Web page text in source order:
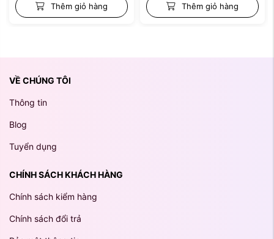
giỏ hàng Thêm giỏ hàng
VỀ CHÚNG TÔI
Thông tin
Blog
Tuyển dụng
CHÍNH SÁCH KHÁCH HÀNG
Chính sách kiểm hàng
Chính sách đổi trả